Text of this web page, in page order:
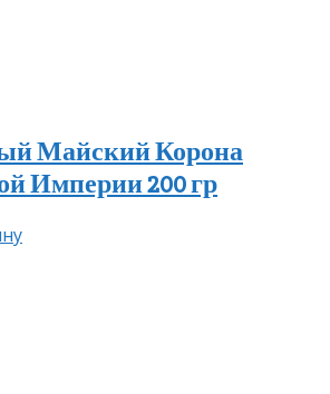
Майский Корона
Империи 200 гр